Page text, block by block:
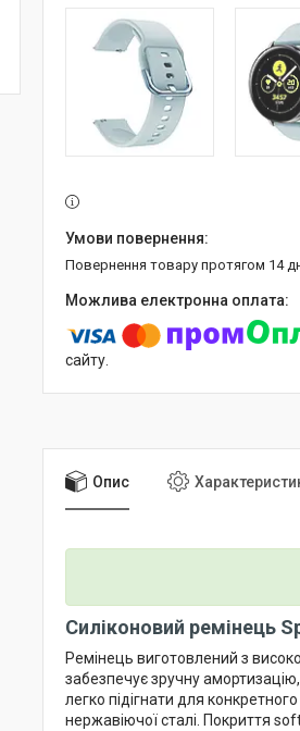
повернення товару протягом 14
сайту.
Опис
Силіконовий ремінець
Ремінець виготовлений з
забезпечує зручну амортизацію,
легко підігнати для конкретного
нержавіючої сталі. Покриття